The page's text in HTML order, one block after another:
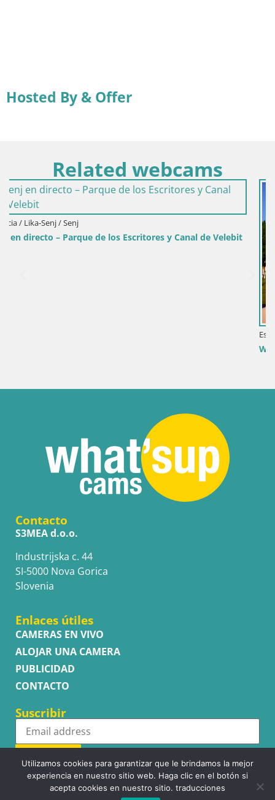
Hosted By & Offer
Related webcams
y Canal de Velebit
Webcam lago Velenje – Vista en directo
Contacto
S3MEA d.o.o.
Industrijska c. 44
SI-5000 Nova Gorica
Slovenia
Enlaces útiles
CAMERAS EN VIVO
ALOJAR UNA CAMERA
PUBLICIDAD
CONTACTO
Suscribir
Subscribe
Utilizamos cookies para garantizar que le brindamos la mejor
experiencia en nuestro sitio web. Haga clic en el botón si
acepta cookies en nuestro sitio. traducciones